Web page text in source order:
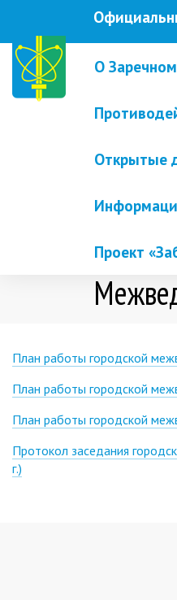
основному
содержанию
О Заречном
Открытые
Проект
План работы городской
План работы городской
План работы городской
Протокол заседания
г.)